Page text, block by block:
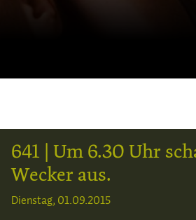
641 | Um 6.30 Uhr
Wecker aus.
Dienstag, 01.09.2015